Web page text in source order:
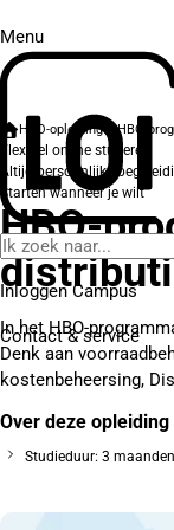
Menu
Inloggen Campus
Contact& service
HBO-opleidingenHBO-
Flexibel online studeren
Altijd persoonlijke
Starten wanneer je wilt
HBO-
In het HBO-
Denk aan
kostenbeheersing,
Over deze opleiding
Studieduur: 3 maanden